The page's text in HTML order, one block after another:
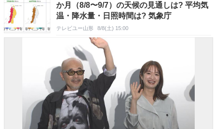
か月（8/8〜9/7）の天候の見通しは? 平均気
温・降水量・日照時間は? 気象庁
テレビユー山形 8/8(土) 15:00